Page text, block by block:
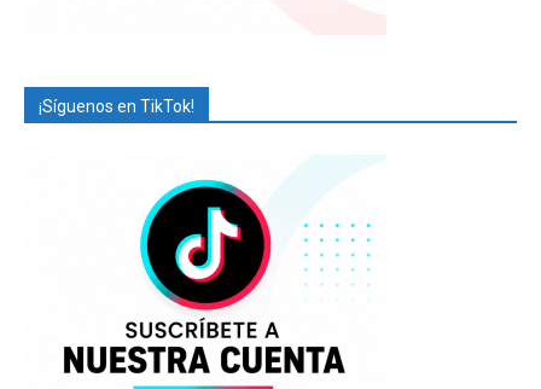
¡Síguenos en TikTok!